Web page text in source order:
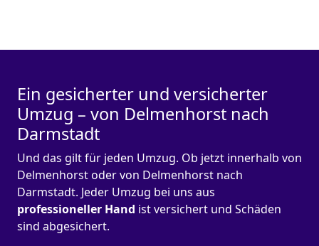
Ein gesicherter und versicherter
Umzug – von Delmenhorst nach
Darmstadt
Und das gilt für jeden Umzug. Ob jetzt innerhalb von
Delmenhorst oder von Delmenhorst nach
Darmstadt. Jeder Umzug bei uns aus
professioneller Hand ist versichert und Schäden
sind abgesichert.